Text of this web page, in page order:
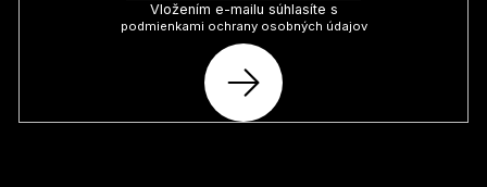
Vložením e-mailu súhlasíte s
podmienkami ochrany osobných údajov
PRIHLÁSIŤ
SA